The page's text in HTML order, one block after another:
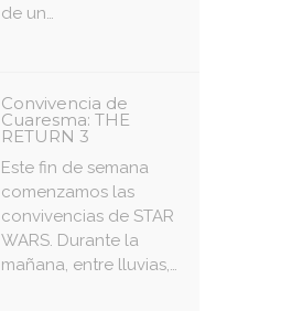
de un…
Convivencia de
Cuaresma: THE
RETURN 3
Este fin de semana
comenzamos las
convivencias de STAR
WARS. Durante la
mañana, entre lluvias,…